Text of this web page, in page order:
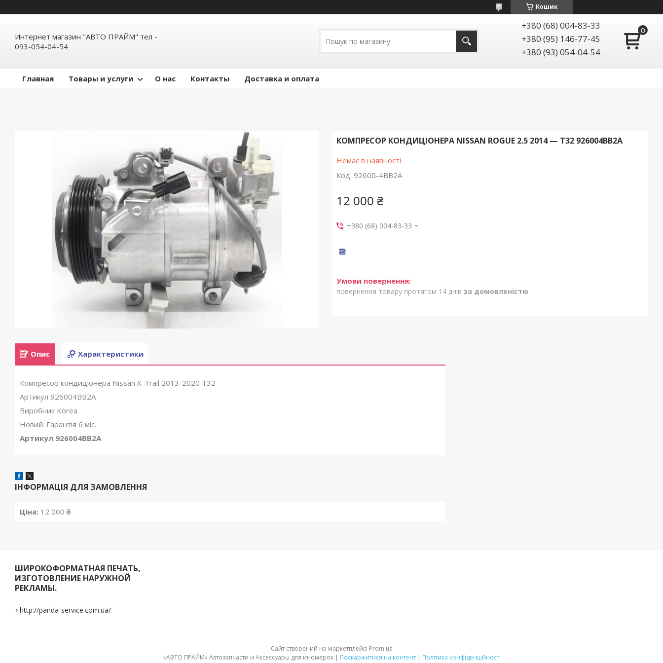
Кошик
Интернет магазин "АВТО ПРАЙМ" тел -
093-054-04-54
+380 (68) 004-83-33
+380 (95) 146-77-45
+380 (93) 054-04-54
Главная Товары и услуги О нас Контакты Доставка и оплата
КОМПРЕСОР КОНДИЦІОНЕРА NISSAN ROGUE 2.5 2014 — T32 926004BB2A
Немає в наявності
Код: 92600-4BB2A
12 000 ₴
+380 (68) 004-83-33
повернення товару протягом 14 днів за домовленістю
Опис Характеристики
Компресор кондиціонера Nissan X-Trail 2013-2020 T32
Артикул 926004BB2A
Виробник Korea
Новий. Гарантія 6 міс.
Артикул 926004BB2A
ІНФОРМАЦІЯ ДЛЯ ЗАМОВЛЕННЯ
Ціна: 12 000 ₴
ШИРОКОФОРМАТНАЯ ПЕЧАТЬ,
ИЗГОТОВЛЕНИЕ НАРУЖНОЙ
РЕКЛАМЫ.
http://panda-service.com.ua/
Сайт створений на маркетплейсі Prom.ua
«АВТО ПРАЙМ» Автозапчасти и Аксессуары для иномарок | Поскаржитися на контент | Політика конфіденційності